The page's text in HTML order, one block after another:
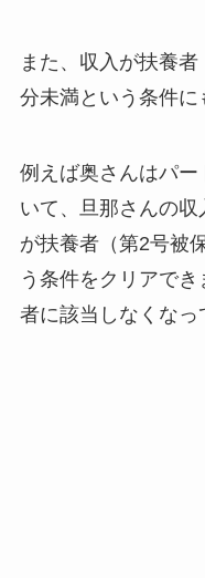
また、収入が扶養
分未満という条件に
例えば奥さんはパ
いて、旦那さんの
が扶養者（第2号被
う条件をクリアで
者に該当しなくなっ